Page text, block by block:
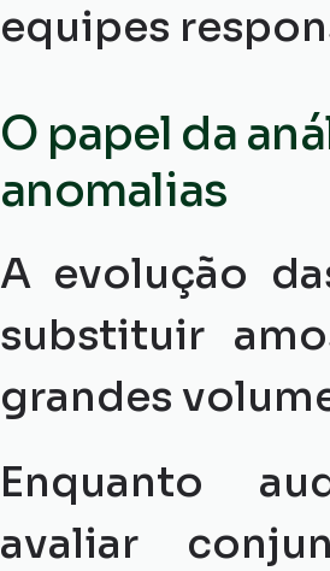
equipes
O papel da
anomalias
A evolução
substituir
grandes
Enquanto
avaliar